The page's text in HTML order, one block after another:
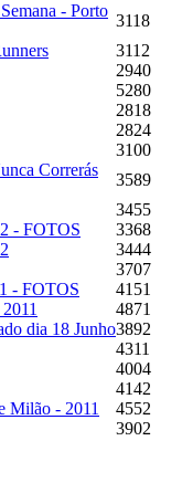
- Porto
3118
3112
2940
5280
2818
2824
3100
Correrás
3589
3455
- FOTOS
3368
3444
3707
- FOTOS
4151
4871
dia 18 Junho3892
4311
4004
4142
Milão - 2011
4552
3902